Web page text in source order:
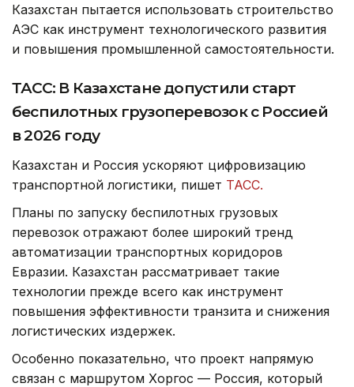
Казахстан пытается использовать строительство
АЭС как инструмент технологического развития
и повышения промышленной самостоятельности.
ТАСС: В Казахстане допустили старт
беспилотных грузоперевозок с Россией
в 2026 году
Казахстан и Россия ускоряют цифровизацию
транспортной логистики, пишет ТАСС.
Планы по запуску беспилотных грузовых
перевозок отражают более широкий тренд
автоматизации транспортных коридоров
Евразии. Казахстан рассматривает такие
технологии прежде всего как инструмент
повышения эффективности транзита и снижения
логистических издержек.
Особенно показательно, что проект напрямую
связан с маршрутом Хоргос — Россия, который